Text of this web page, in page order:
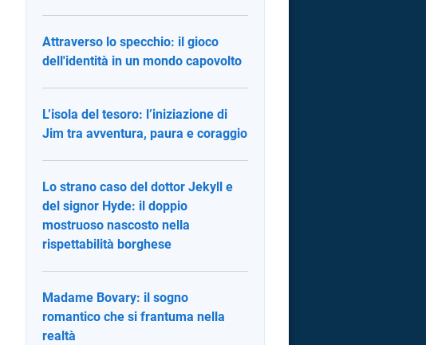
Attraverso lo specchio: il gioco
dell'identità in un mondo capovolto
L’isola del tesoro: l’iniziazione di
Jim tra avventura, paura e coraggio
Lo strano caso del dottor Jekyll e
del signor Hyde: il doppio
mostruoso nascosto nella
rispettabilità borghese
Madame Bovary: il sogno
romantico che si frantuma nella
realtà